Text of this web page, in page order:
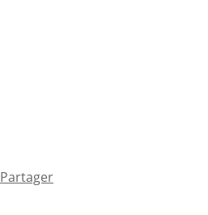
Partager